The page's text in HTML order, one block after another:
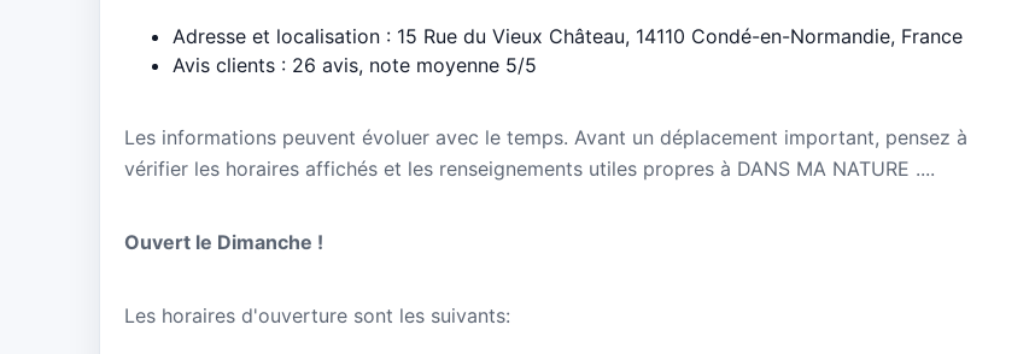
Adresse et localisation : 15 Rue du Vieux Château, 14110 Condé-en-Normandie, France
Avis clients : 26 avis, note moyenne 5/5
Les informations peuvent évoluer avec le temps. Avant un déplacement important, pensez à
vérifier les horaires affichés et les renseignements utiles propres à DANS MA NATURE ....
Ouvert le Dimanche !
Les horaires d'ouverture sont les suivants: